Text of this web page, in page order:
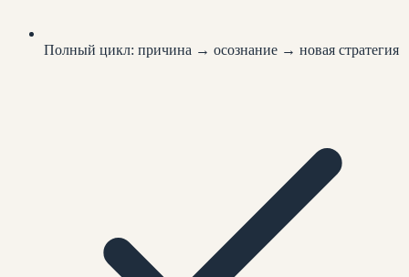
Полный цикл: причина → осознание → новая стратегия